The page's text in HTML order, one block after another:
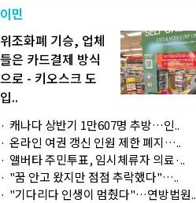
이민
위조화폐 기승, 업체
들은 카드결제 방식
으로 - 키오스크 도
입..
캐나다 상반기 1만607명 추방…인..
온라인 여권 갱신 인원 제한 폐지…..
앨버타 주민투표, 임시체류자 의료·..
"꿈 안고 왔지만 점점 추락했다"…..
"기다리다 인생이 멈췄다"…연방법원..